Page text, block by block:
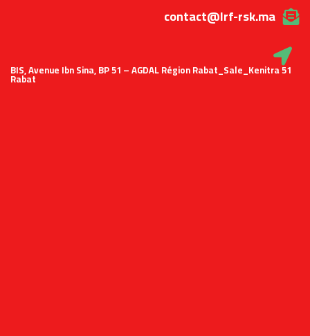
contact@lrf-rsk.ma
51 BIS, Avenue Ibn Sina, BP 51 – AGDAL Région Rabat_Sale_Kenitra
Rabat